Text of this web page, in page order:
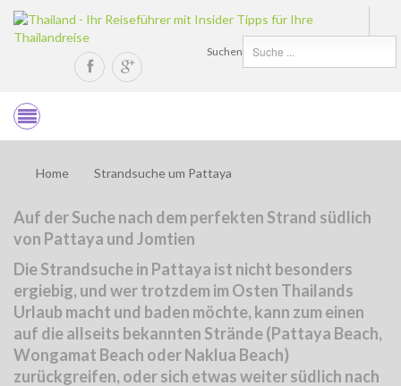
Suchen
Home Strandsuche um Pattaya
Auf der Suche nach dem perfekten Strand südlich
von Pattaya und Jomtien
Die Strandsuche in Pattaya ist nicht besonders
ergiebig, und wer trotzdem im Osten Thailands
Urlaub macht und baden möchte, kann zum einen
auf die allseits bekannten Strände (Pattaya Beach,
Wongamat Beach oder Naklua Beach)
zurückgreifen, oder sich etwas weiter südlich nach